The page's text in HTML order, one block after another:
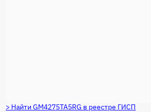
> Найти GM4275TA5RG в реестре ГИСП